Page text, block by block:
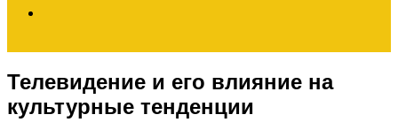
for
Телевидение и его влияние на
культурные тенденции